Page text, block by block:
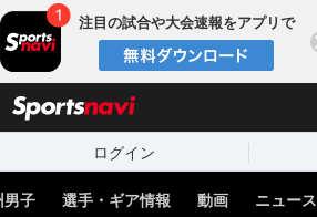
注目の試合や大会速報をアプリで
ログイン
男子 選手・ギア情報 動画 ニュース